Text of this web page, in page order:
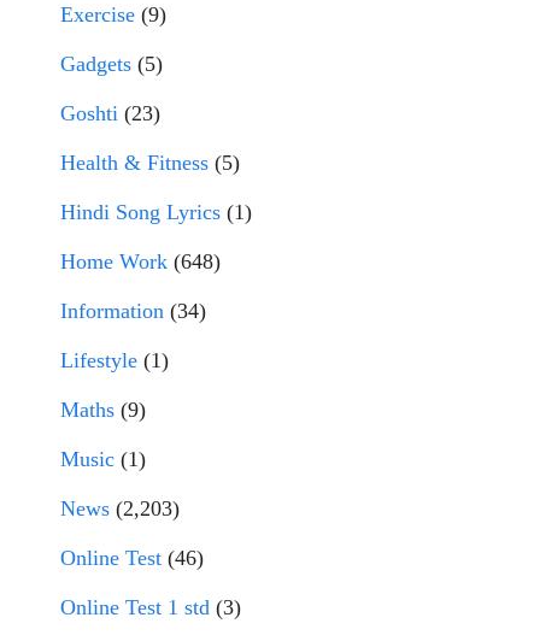
Exercise (9)
Gadgets (5)
Goshti (23)
Health & Fitness (5)
Hindi Song Lyrics (1)
Home Work (648)
Information (34)
Lifestyle (1)
Maths (9)
Music (1)
News (2,203)
Online Test (46)
Online Test 1 std (3)